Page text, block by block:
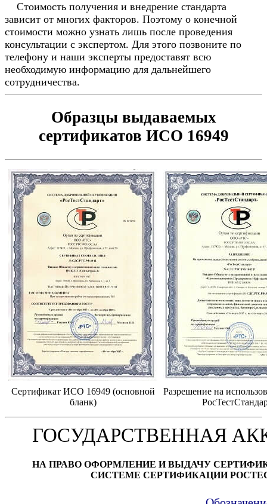
Стоимость получения и внедрение стандарта
зависит от многих факторов. Поэтому о конечной
стоимости можно узнать лишь после проведения
консультации с экспертом. Для этого позвоните по
телефону и наши эксперты предоставят всю
необходимую информацию для дальнейшего
сотрудничества.
Образцы выдаваемых
сертификатов ИСО 16949
Сертификат ИСО 16949 (основной
бланк)
Разрешение на
ГОСУДАРСТВЕННАЯ
НА ПРАВО ОФОРМЛЕНИЕ И ВЫДАЧУ
СИСТЕМЕ СЕРТИФИКАЦИИ